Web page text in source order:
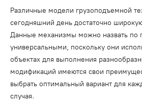
Различные модели грузоподъемной
сегодняшний день достаточно
Данные механизмы можно назвать по
универсальными, поскольку они
объектах для выполнения
модификаций имеются свои
выбрать оптимальный вариант для
случая.